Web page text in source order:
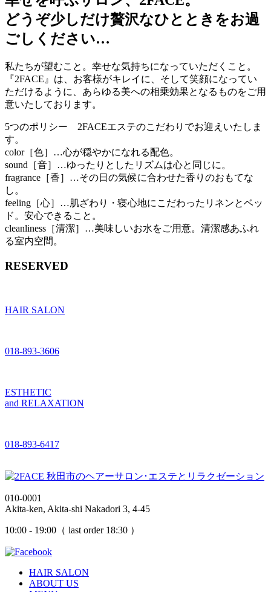
どうぞ少しだけ贅沢なひとときをお過
ごしください…
私たちが望むこと。幸せな気持ちになっていただくこと。
『2FACE』は、お客様がキレイに、そして笑顔になってい
ただけるように、あらゆる美への相乗効果となるものをご用
意いたしております。
5つのポリシー 2FACEエステのこだわりでお迎えいたしま
す。
color［色］…心が穏やかになれる配色。
sound［音］…ゆったりとしたリズムは心と同じに。
fragrance［香］…その日の気候に合わせた香りのおもてな
し。
feeling［心］…肌ざわり・寝心地にこだわったリネンとベッ
ド。安心できること。
cleanliness［清潔］…美味しいお水をご用意。清潔感あふれ
る室内空間。
RESERVED
HAIR SALON
018-893-3606
ESTHETIC
and RELAXATION
018-893-6417
010-0001
Akita-ken, Akita-shi Nakadori 3, 4-45
10:00 - 19:00（ last order 18:30 ）
HAIR SALON
ABOUT US